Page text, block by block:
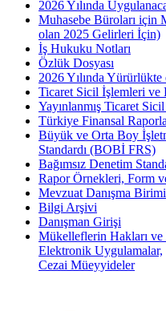
2026 Yılında
Muhasebe Büroları için
olan 2025 Gelirleri İçin)
İş Hukuku Notları
Özlük Dosyası
2026 Yılında
Ticaret Sicil İşlemleri ve
Yayınlanmış Ticaret
Türkiye Finansal
Büyük ve Orta Boy
Standardı (BOBİ FRS)
Bağımsız Denetim
Rapor Örnekleri, Form
Mevzuat Danışma Birimi
Bilgi Arşivi
Danışman Girişi
Mükelleflerin Hakları ve
Elektronik Uygulamalar,
Cezai Müeyyideler